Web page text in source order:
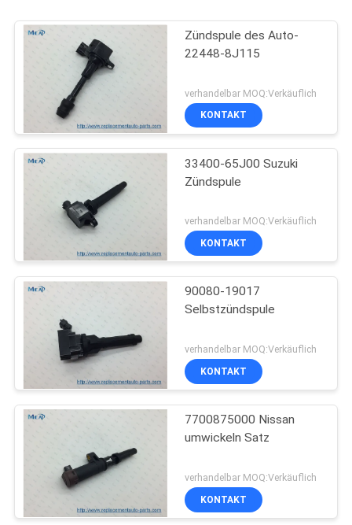
Zündspule des Auto-
22448-8J115
verhandelbar MOQ:Verkäuflich
KONTAKT
33400-65J00 Suzuki
Zündspule
verhandelbar MOQ:Verkäuflich
KONTAKT
90080-19017
Selbstzündspule
verhandelbar MOQ:Verkäuflich
KONTAKT
7700875000 Nissan
umwickeln Satz
verhandelbar MOQ:Verkäuflich
KONTAKT